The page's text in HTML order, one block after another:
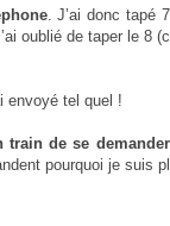
. J’ai donc tapé
oublié de taper le
envoyé tel quel !
de se
pourquoi je suis